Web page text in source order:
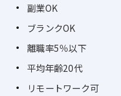
副業OK
ブランクOK
離職率5％以下
平均年齢20代
リモートワーク可